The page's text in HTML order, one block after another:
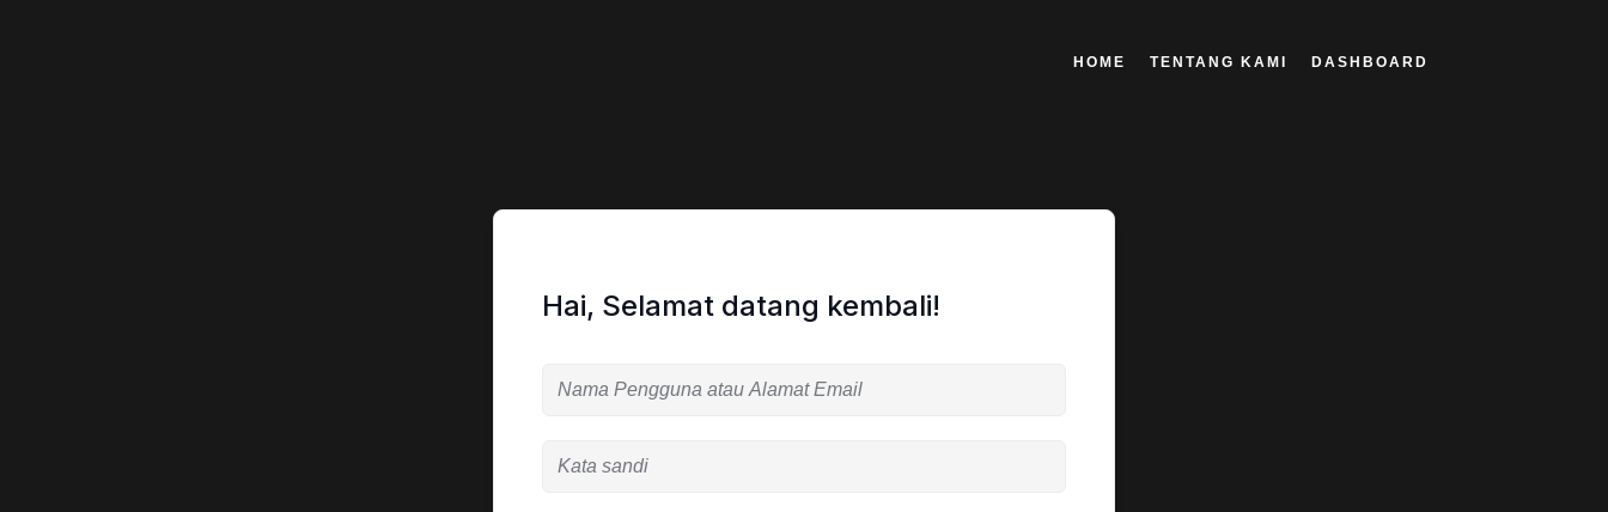
HOME TENTANG KAMI DASHBOARD
Hai, Selamat datang kembali!